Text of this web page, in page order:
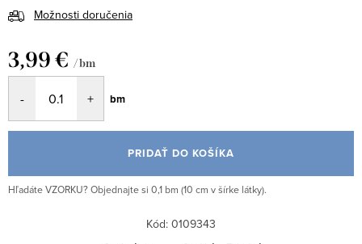
Možnosti doručenia
3,99 € / bm
cena:
bm
PRIDAŤ DO KOŠÍKA
Hľadáte VZORKU? Objednajte si 0,1 bm (10 cm v šírke látky).
Kód: 0109343